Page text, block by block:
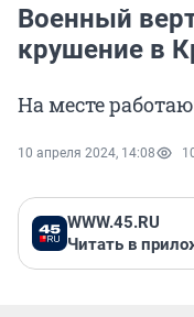
Военный
крушение в
На месте
10 апреля 2024, 14:08
WWW.45.RU
Читать в